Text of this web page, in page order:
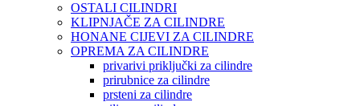
OSTALI CILINDRI
KLIPNJAČE ZA CILINDRE
HONANE CIJEVI ZA CILINDRE
OPREMA ZA CILINDRE
privarivi priključki za cilindre
prirubnice za cilindre
prsteni za cilindre